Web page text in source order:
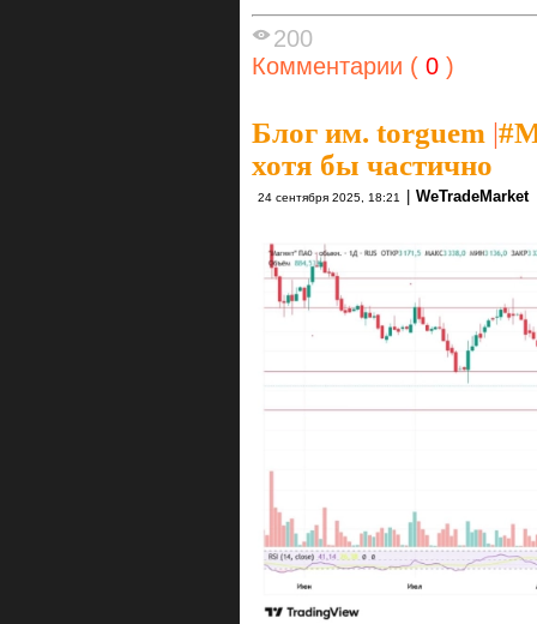
200
Комментарии ( 0 )
Блог им. torguem |
хотя бы частично
24 сентября 2025, 18:21 | WeTradeMarket